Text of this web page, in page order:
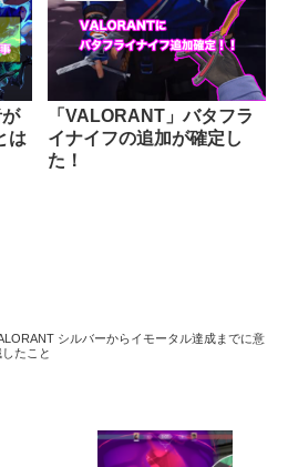
は
「VALORANT」バタフラ
イナイフの追加が確定し
た！
シルバーからイモータル達成までに意
たこと